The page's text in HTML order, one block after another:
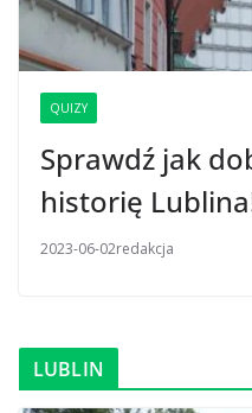
QUIZY
Sprawdź jak
historię
2023-06-02redakcja
LUBLIN